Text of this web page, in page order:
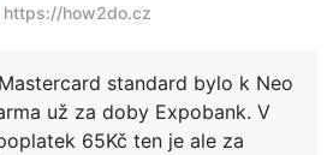
https://how2do.cz
standard bylo k Neo
už za doby Expobank. V
65Kč ten je ale za